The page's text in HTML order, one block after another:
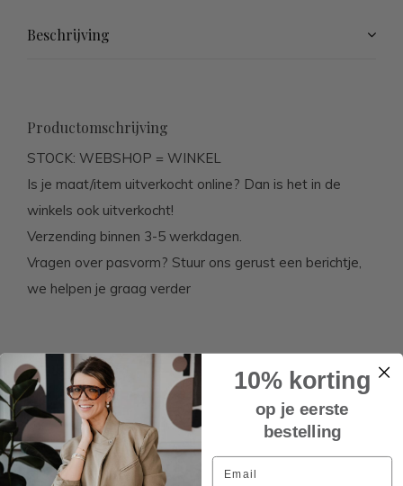
Beschrijving
Productomschrijving
STOCK: WEBSHOP = WINKEL
Is je maat/item uitverkocht online? Dan is het in de
winkels ook uitverkocht!
Verzending binnen 3-5 werkdagen.
Vragen over pasvorm? Stuur ons gerust een berichtje,
we helpen je graag verder
Related articles
UITVERKOCHT
10% korting
op je eerste
bestelling
Email